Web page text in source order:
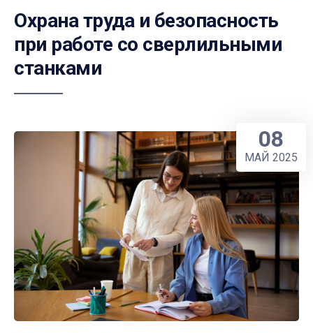
Охрана труда и безопасность
при работе со сверлильными
станками
08
МАЙ 2025